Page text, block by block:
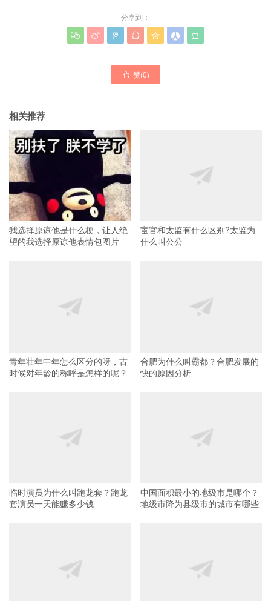
分享到：
      
 赞(0)
相关推荐
我选择原谅他是什么梗，让人绝
望的我选择原谅他表情包图片
宦官和太监有什么区别?太监为
什么叫公公
青年壮年中年怎么区分的呀，古
时候对年龄的称呼是怎样的呢？
合肥为什么叫霸都？合肥发展的
快的原因分析
临时演员为什么叫跑龙套？跑龙
套演员一天能赚多少钱
中国面积最小的地级市是哪个？
地级市降为县级市的城市有哪些